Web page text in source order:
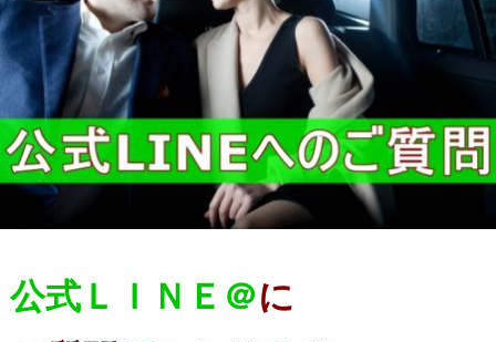
公式ＬＩＮＥ＠に